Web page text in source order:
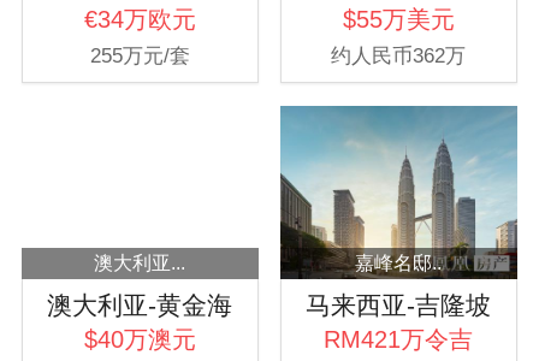
€34万欧元
255万元/套
$55万美元
约人民币362万
澳大利亚...
澳大利亚-黄金海
岸
$40万澳元
嘉峰名邸..
马来西亚-吉隆坡
RM421万令吉